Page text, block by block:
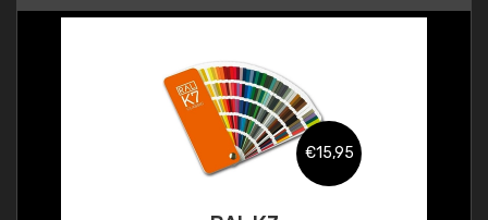
€15,95